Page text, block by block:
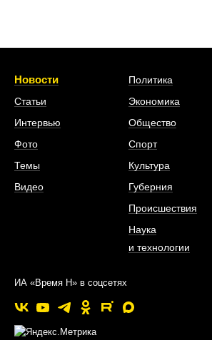
Новости
Статьи
Интервью
Фото
Темы
Видео
Политика
Экономика
Общество
Спорт
Культура
Губерния
Происшествия
Наука
и технологии
ИА «Время Н» в соцсетях